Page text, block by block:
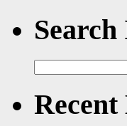
for: